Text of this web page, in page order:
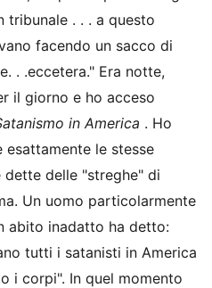
tribunale . . . a questo
facendo un sacco di
. .eccetera." Era notte,
il giorno e ho acceso
in America . Ho
le stesse
delle "streghe" di
Un uomo particolarmente
abito inadatto ha detto:
tutti i satanisti in America
i corpi". In quel momento